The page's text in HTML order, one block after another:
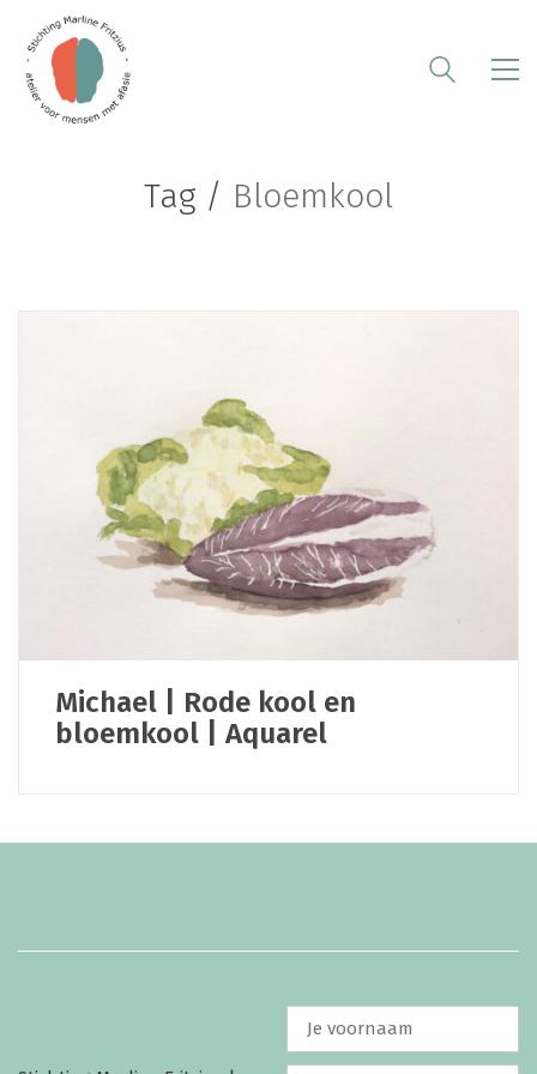
Tag / Bloemkool
Michael | Rode kool en
bloemkool | Aquarel